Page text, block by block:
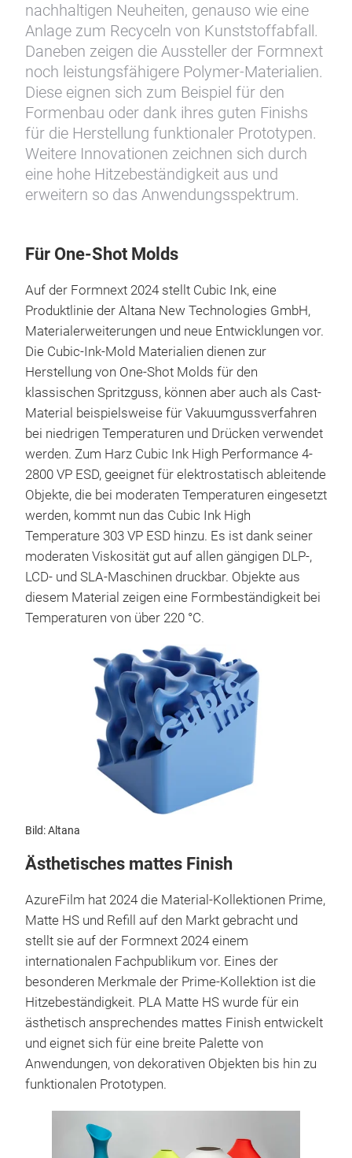
nachhaltigen Neuheiten, genauso wie eine
Anlage zum Recyceln von Kunststoffabfall.
Daneben zeigen die Aussteller der Formnext
noch leistungsfähigere Polymer-Materialien.
Diese eignen sich zum Beispiel für den
Formenbau oder dank ihres guten Finishs
für die Herstellung funktionaler Prototypen.
Weitere Innovationen zeichnen sich durch
eine hohe Hitzebeständigkeit aus und
erweitern so das Anwendungsspektrum.
Für One-Shot Molds
Auf der Formnext 2024 stellt Cubic Ink, eine
Produktlinie der Altana New Technologies GmbH,
Materialerweiterungen und neue Entwicklungen vor.
Die Cubic-Ink-Mold Materialien dienen zur
Herstellung von One-Shot Molds für den
klassischen Spritzguss, können aber auch als Cast-
Material beispielsweise für Vakuumgussverfahren
bei niedrigen Temperaturen und Drücken verwendet
werden. Zum Harz Cubic Ink High Performance 4-
2800 VP ESD, geeignet für elektrostatisch ableitende
Objekte, die bei moderaten Temperaturen eingesetzt
werden, kommt nun das Cubic Ink High
Temperature 303 VP ESD hinzu. Es ist dank seiner
moderaten Viskosität gut auf allen gängigen DLP-,
LCD- und SLA-Maschinen druckbar. Objekte aus
diesem Material zeigen eine Formbeständigkeit bei
Temperaturen von über 220 °C.
Bild: Altana
Ästhetisches mattes Finish
AzureFilm hat 2024 die Material-Kollektionen Prime,
Matte HS und Refill auf den Markt gebracht und
stellt sie auf der Formnext 2024 einem
internationalen Fachpublikum vor. Eines der
besonderen Merkmale der Prime-Kollektion ist die
Hitzebeständigkeit. PLA Matte HS wurde für ein
ästhetisch ansprechendes mattes Finish entwickelt
und eignet sich für eine breite Palette von
Anwendungen, von dekorativen Objekten bis hin zu
funktionalen Prototypen.